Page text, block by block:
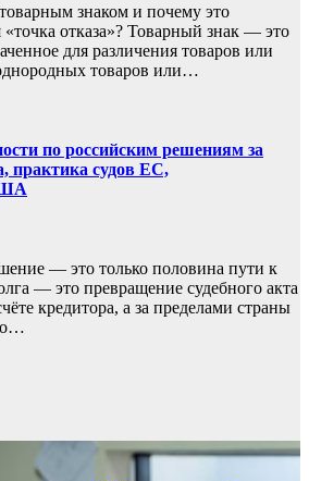
знаком и почему это
отказа»? Товарный знак — это
для различения товаров или
товаров или…
по российским решениям за
практика судов ЕС,
— это только половина пути к
— это превращение судебного акта
кредитора, а за пределами страны